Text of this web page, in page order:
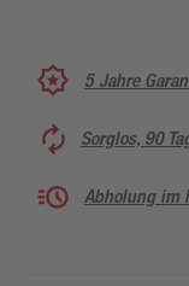
5 Jahre
Sorglos, 90
Abholung im